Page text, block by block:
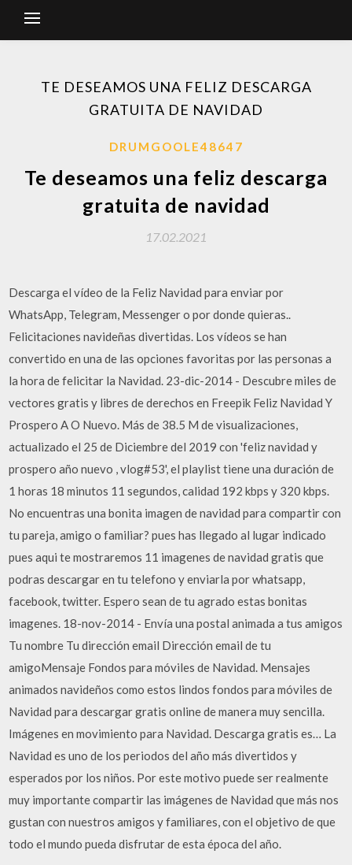
TE DESEAMOS UNA FELIZ DESCARGA
GRATUITA DE NAVIDAD
DRUMGOOLE48647
Te deseamos una feliz descarga
gratuita de navidad
17.02.2021
Descarga el vídeo de la Feliz Navidad para enviar por
WhatsApp, Telegram, Messenger o por donde quieras..
Felicitaciones navideñas divertidas. Los vídeos se han
convertido en una de las opciones favoritas por las personas a
la hora de felicitar la Navidad. 23-dic-2014 - Descubre miles de
vectores gratis y libres de derechos en Freepik Feliz Navidad Y
Prospero A O Nuevo. Más de 38.5 M de visualizaciones,
actualizado el 25 de Diciembre del 2019 con 'feliz navidad y
prospero año nuevo , vlog#53', el playlist tiene una duración de
1 horas 18 minutos 11 segundos, calidad 192 kbps y 320 kbps.
No encuentras una bonita imagen de navidad para compartir con
tu pareja, amigo o familiar? pues has llegado al lugar indicado
pues aqui te mostraremos 11 imagenes de navidad gratis que
podras descargar en tu telefono y enviarla por whatsapp,
facebook, twitter. Espero sean de tu agrado estas bonitas
imagenes. 18-nov-2014 - Enví­a una postal animada a tus amigos
Tu nombre Tu dirección email Dirección email de tu
amigoMensaje Fondos para móviles de Navidad. Mensajes
animados navideños como estos lindos fondos para móviles de
Navidad para descargar gratis online de manera muy sencilla.
Imágenes en movimiento para Navidad. Descarga gratis es… La
Navidad es uno de los periodos del año más divertidos y
esperados por los niños. Por este motivo puede ser realmente
muy importante compartir las imágenes de Navidad que más nos
gustan con nuestros amigos y familiares, con el objetivo de que
todo el mundo pueda disfrutar de esta época del año.